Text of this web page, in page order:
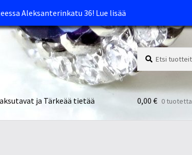
Aleksanterinkatu 36! Lue lisää
Etsi:
Haku
ja Tärkeää tietää 0,00 € 0 tuotetta